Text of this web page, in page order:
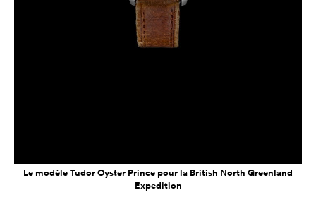
Le modèle Tudor Oyster Prince pour la British North Greenland
Expedition